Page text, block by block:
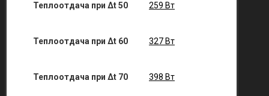
Теплоотдача при Δt 50 259 Вт
Теплоотдача при Δt 60 327 Вт
Теплоотдача при Δt 70 398 Вт